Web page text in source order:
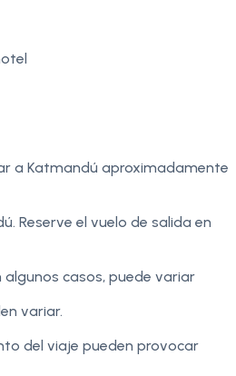
a Katmandú aproximadamente
Reserve el vuelo de salida en
algunos casos, puede variar
variar.
del viaje pueden provocar